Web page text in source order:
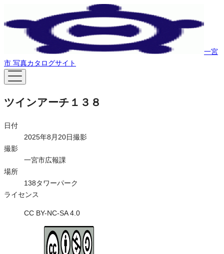
一宮
市 写真カタログサイト
ツインアーチ１３８
日付
2025年8月20日撮影
撮影
一宮市広報課
場所
138タワーパーク
ライセンス
CC BY-NC-SA 4.0